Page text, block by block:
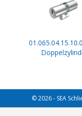
© 2026 - SEA